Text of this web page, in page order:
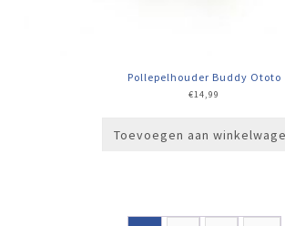
Pollepelhouder Buddy Ototo
€14,99
Toevoegen aan